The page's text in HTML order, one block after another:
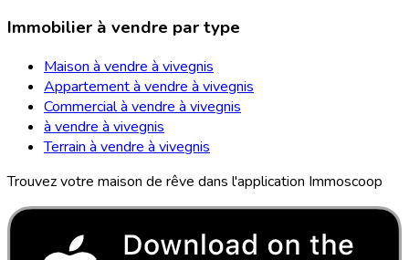
Immobilier à vendre par type
Maison à vendre à vivegnis
Appartement à vendre à vivegnis
Commercial à vendre à vivegnis
à vendre à vivegnis
Terrain à vendre à vivegnis
Trouvez votre maison de rêve dans l'application Immoscoop